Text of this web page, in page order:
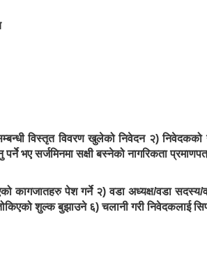
विस्तृत विवरण खुलेको निवेदन २) निवेदकको
पर्ने भए सर्जमिनमा सक्षी बस्नेको नागरिकता
कागजातहरु पेश गर्ने २) वडा अध्यक्ष/वडा सदस्य/
शुल्क बुझाउने ६) चलानी गरी निवेदकलाई